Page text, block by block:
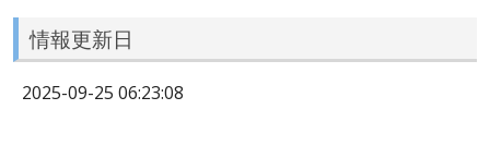
情報更新日
2025-09-25 06:23:08